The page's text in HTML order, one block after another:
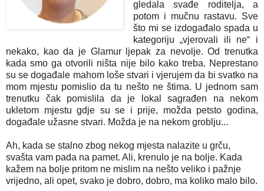
gledala svađe roditelja, a
potom i mučnu rastavu. Sve
što mi se izdogađalo spada u
kategoriju „vjerovali ili ne“ i
nekako, kao da je Glamur ljepak za nevolje. Od trenutka
kada smo ga otvorili ništa nije bilo kako treba. Neprestano
su se događale mahom loše stvari i vjerujem da bi svatko na
mom mjestu pomislio da tu nešto ne štima. U jednom sam
trenutku čak pomislila da je lokal sagrađen na nekom
ukletom mjestu gdje su se i prije, možda petsto godina,
događale užasne stvari. Možda je na nekom groblju...
Ah, kada se stalno zbog nekog mjesta nalazite u grču,
svašta vam pada na pamet. Ali, krenulo je na bolje. Kada
kažem na bolje pritom ne mislim na nešto veliko i pažnje
vrijedno, ali opet, svako je dobro, dobro, ma koliko malo bilo.